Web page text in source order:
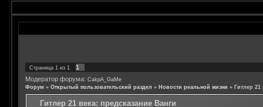
Страница 1 из 1
1
Модератор форума: CakpA_GaMe
Форум » Открытый пользовательский раздел » Новости реальной жизни » Гитлер 21
Гитлер 21 века: предсказание Ванги